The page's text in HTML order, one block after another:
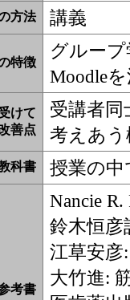
方法 講義
特徴
グルー
Moodle
けて
善点
受講者
考えあ
科書 授業の
考書
Nancie
鈴木恒彦
江草安彦
大竹進: